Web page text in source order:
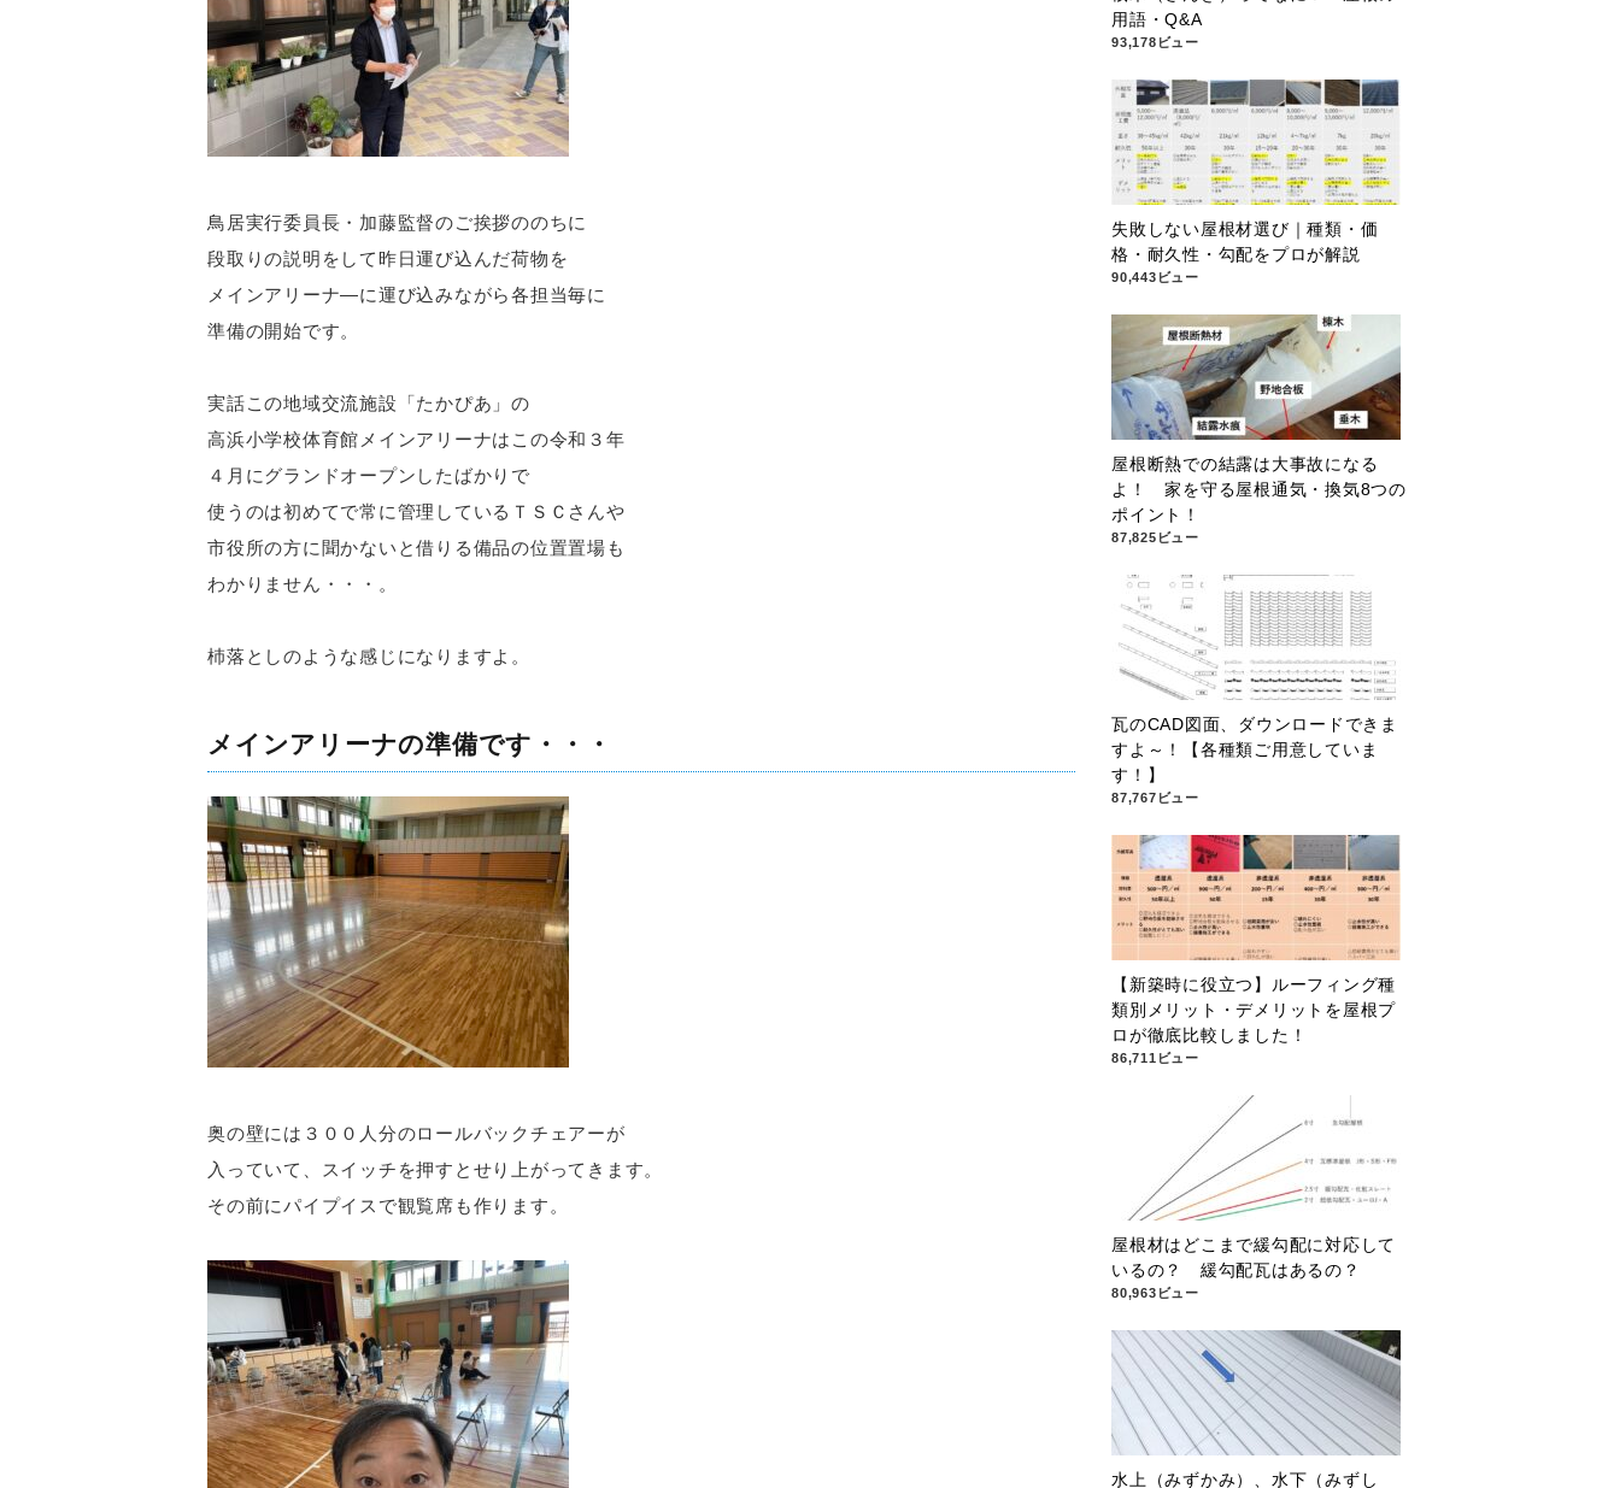
鳥居実行委員長・加藤監督のご挨拶ののちに
段取りの説明をして昨日運び込んだ荷物を
メインアリーナ―に運び込みながら各担当毎に
準備の開始です。
実話この地域交流施設「たかぴあ」の
高浜小学校体育館メインアリーナはこの令和３年
４月にグランドオープンしたばかりで
使うのは初めてで常に管理しているＴＳＣさんや
市役所の方に聞かないと借りる備品の位置置場も
わかりません・・・。
杮落としのような感じになりますよ。
メインアリーナの準備です・・・
奥の壁には３００人分のロールバックチェアーが
入っていて、スイッチを押すとせり上がってきます。
その前にパイプイスで観覧席も作ります。
用語・Q&A
93,178ビュー
失敗しない屋根材選び｜種類・価
格・耐久性・勾配をプロが解説
90,443ビュー
屋根断熱での結露は大事故になる
よ！ 家を守る屋根通気・換気8つの
ポイント！
87,825ビュー
瓦のCAD図面、ダウンロードできま
すよ～！【各種類ご用意していま
す！】
87,767ビュー
【新築時に役立つ】ルーフィング種
類別メリット・デメリットを屋根プ
ロが徹底比較しました！
86,711ビュー
屋根材はどこまで緩勾配に対応して
いるの？ 緩勾配瓦はあるの？
80,963ビュー
水上（みずかみ）、水下（みずし